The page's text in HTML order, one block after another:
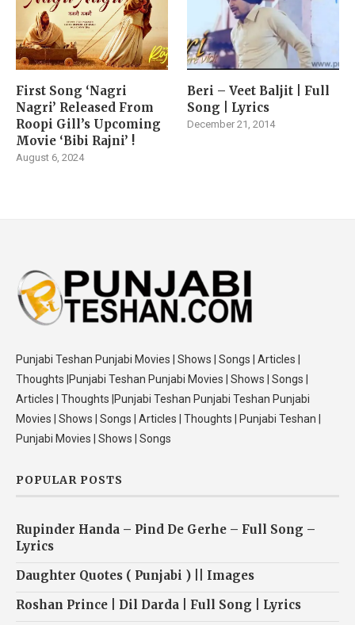
First Song ‘Nagri
Nagri’ Released From
Roopi Gill’s Upcoming
Movie ‘Bibi Rajni’ !
August 6, 2024
Beri – Veet Baljit | Full
Song | Lyrics
December 21, 2014
Punjabi Teshan Punjabi Movies | Shows | Songs | Articles |
Thoughts |Punjabi Teshan Punjabi Movies | Shows | Songs |
Articles | Thoughts |Punjabi Teshan Punjabi Teshan Punjabi
Movies | Shows | Songs | Articles | Thoughts | Punjabi Teshan |
Punjabi Movies | Shows | Songs
POPULAR POSTS
Rupinder Handa – Pind De Gerhe – Full Song –
Lyrics
Daughter Quotes ( Punjabi ) || Images
Roshan Prince | Dil Darda | Full Song | Lyrics